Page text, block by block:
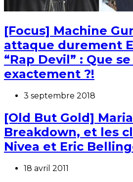
[Focus] Machine
attaque durement
“Rap Devil” : Que
exactement ?!
3 septembre 2018
[Old But Gold]
Breakdown, et les
Nivea et Eric
18 avril 2011